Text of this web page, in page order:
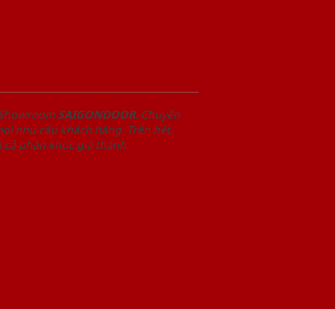
SAIGONDOOR. Chuyên
nhu cầu khách hàng. Trên hết,
cả phân khúc giá thành.